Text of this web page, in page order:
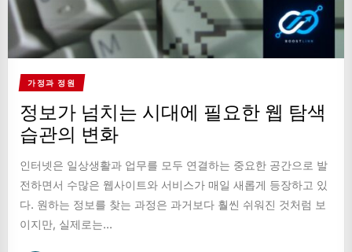
가정과 정원
정보가 넘치는 시대에 필요한 웹 탐색
습관의 변화
인터넷은 일상생활과 업무를 모두 연결하는 중요한 공간으로 발
전하면서 수많은 웹사이트와 서비스가 매일 새롭게 등장하고 있
다. 원하는 정보를 찾는 과정은 과거보다 훨씬 쉬워진 것처럼 보
이지만, 실제로는...